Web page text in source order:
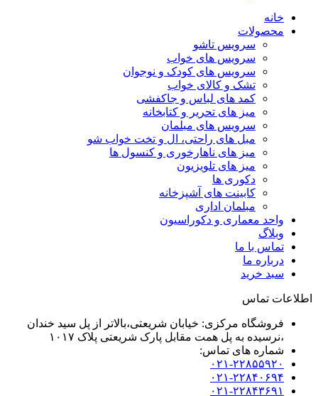
خانه
محصولات
سرویس تاشو
سرویس های خواب
سرویس های کودک و نوجوان
تشک و کالای خواب
کمد های لباس و جاکفشی
میز های تحریر و کتابخانه
سرویس های مبلمان
مبل های راحتی، ال و تخت خواب شو
میز های ناهارخوری و کنسول ها
میز های تلویزیون
دکوری ها
کابینت های آشپزخانه
مبلمان اداری
واحد معماری و دکوراسیون
وبلاگ
تماس با ما
درباره ما
سبد خرید
اطلاعات تماس
فروشگاه مرکزی: خیابان شریعتی،بالاتر از پل سید خندان
،نرسیده به پل همت مقابل پارک شریعتی پلاک ۱۰۱۷
شماره های تماس:
۰۲۱-۲۲۸۵۵۹۲۰
۰۲۱-۲۲۸۴۰۶۹۴
۰۲۱-۲۲۸۴۳۶۹۱